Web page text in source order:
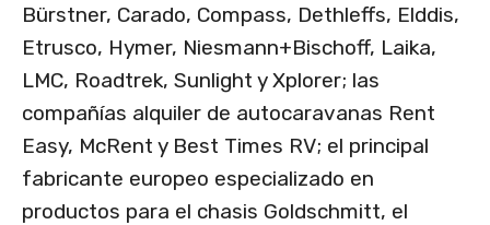
Bürstner, Carado, Compass, Dethleffs, Elddis,
Etrusco, Hymer, Niesmann+Bischoff, Laika,
LMC, Roadtrek, Sunlight y Xplorer; las
compañías alquiler de autocaravanas Rent
Easy, McRent y Best Times RV; el principal
fabricante europeo especializado en
productos para el chasis Goldschmitt, el